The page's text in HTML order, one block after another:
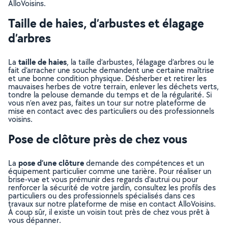
AlloVoisins.
Taille de haies, d’arbustes et élagage
d’arbres
La taille de haies, la taille d’arbustes, l’élagage d’arbres ou le
fait d’arracher une souche demandent une certaine maîtrise
et une bonne condition physique. Désherber et retirer les
mauvaises herbes de votre terrain, enlever les déchets verts,
tondre la pelouse demande du temps et de la régularité. Si
vous n’en avez pas, faites un tour sur notre plateforme de
mise en contact avec des particuliers ou des professionnels
voisins.
Pose de clôture près de chez vous
La pose d’une clôturedemande des compétences et un
équipement particulier comme une tarière. Pour réaliser un
brise-vue et vous prémunir des regards d’autrui ou pour
renforcer la sécurité de votre jardin, consultez les profils des
particuliers ou des professionnels spécialisés dans ces
travaux sur notre plateforme de mise en contact AlloVoisins.
À coup sûr, il existe un voisin tout près de chez vous prêt à
vous dépanner.